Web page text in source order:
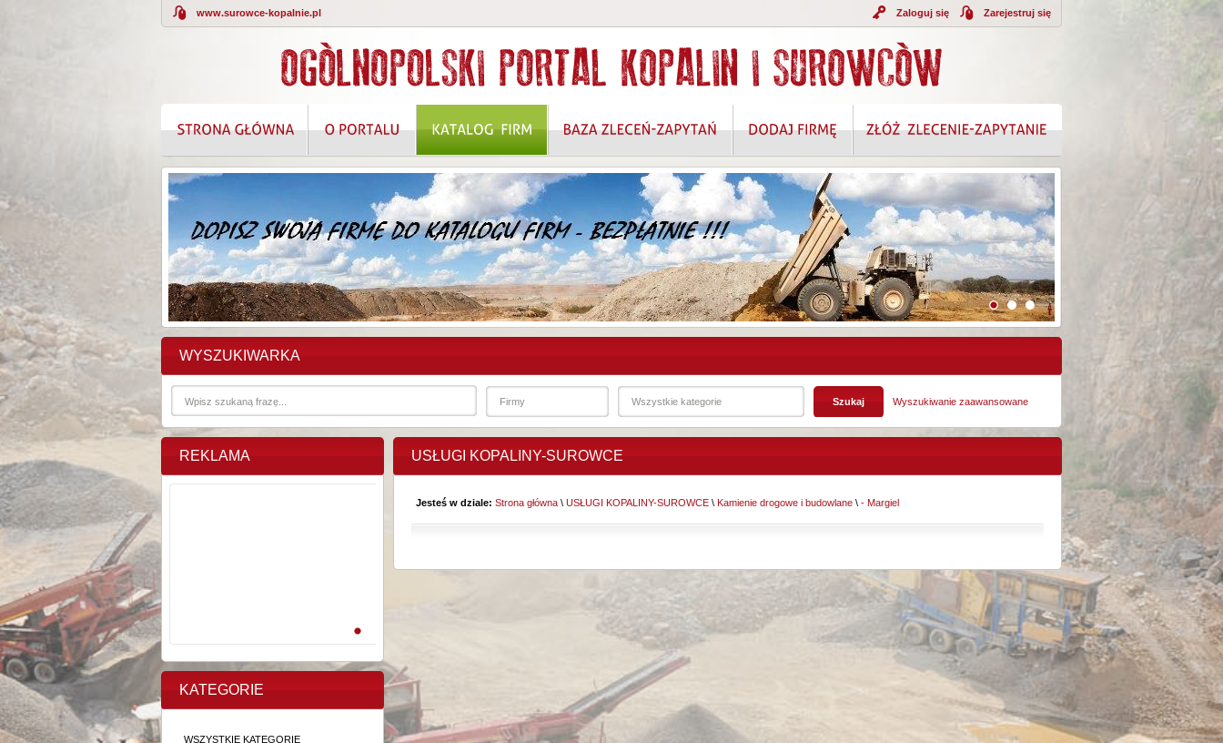
www.surowce-kopalnie.pl Zarejestruj się
Zaloguj się
WYSZUKIWARKA
Wyszukiwanie zaawansowane
REKLAMA
KATEGORIE
WSZYSTKIE KATEGORIE
USŁUGI KOPALINY-SUROWCE
Jesteś w dziale: Strona główna \ USŁUGI KOPALINY-SUROWCE \ Kamienie drogowe i budowlane \ - Margiel